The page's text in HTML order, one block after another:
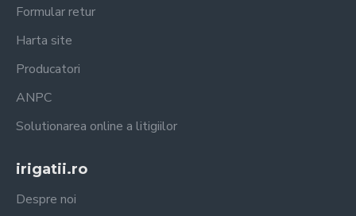
Formular retur
Harta site
Producatori
ANPC
Solutionarea online a litigiilor
irigatii.ro
Despre noi